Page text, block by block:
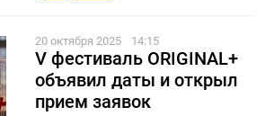
20 октября 2025 14:15
V фестиваль ORIGINAL+
объявил даты и открыл
прием заявок